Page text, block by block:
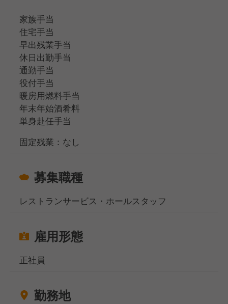
家族手当
住宅手当
早出残業手当
休日出勤手当
通勤手当
役付手当
暖房用燃料手当
年末年始酒肴料
単身赴任手当
固定残業：なし
募集職種
レストランサービス・ホールスタッフ
雇用形態
正社員
勤務地